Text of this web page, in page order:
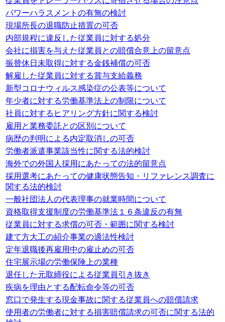
パワーハラスメントの有無の検討
現場所長の退職防止措置の可否
内部規程に違反した従業員に対する処分
会社に損害を与えた従業員との賠償合意上の留意点
振替休日未取得に対する金銭補償の可否
解雇した従業員に対する賞与支給義務
新型コロナウィルス感染症の公表等について
年少者に対する労働基準法上の制限について
社員に対するヒアリング方針に関する検討
雇用と業務委託との区別について
病歴の判明による内定取消しの可否
労働者派遣事業該当性に関する法的検討
海外での外国人採用にあたっての法的留意点
採用選考にあたっての健康状態告知・リファレンス調査に
関する法的検討
一般社団法人の代表理事の就業時間について
資格取得支援制度の労働基準法１６条違反の有無
従業員に対する求償の可否・範囲に関する検討
建て方大工の紹介事業の適法性検討
定年退職後再雇用中の雇止めの可否
住宅展示場の労働保険上の業種
退任した元取締役による従業員引き抜き
疾病を理由とする配転命令等の可否
窓口で発生する現金事故に関する従業員への賠償請求
使用者の労働者に対する損害賠償請求の可否に関する法的